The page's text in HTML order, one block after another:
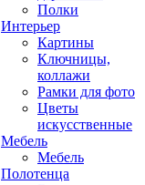
Полки
Интерьер
Картины
Ключницы,
коллажи
Рамки для фото
Цветы
искусственные
Мебель
Мебель
Полотенца